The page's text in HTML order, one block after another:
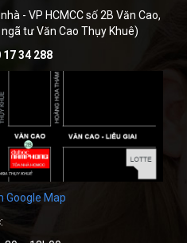
- VP HCMCC số 2B Văn Cao,
ngã tư Văn Cao Thụy Khuê)
17 34 288
Google Map